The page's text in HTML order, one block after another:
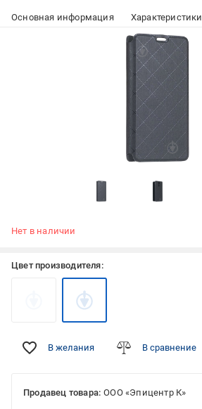
Основная информация Характеристики
Нет в наличии
Цвет производителя:
В желания В сравнение
Продавец товара: ООО «Эпицентр К»